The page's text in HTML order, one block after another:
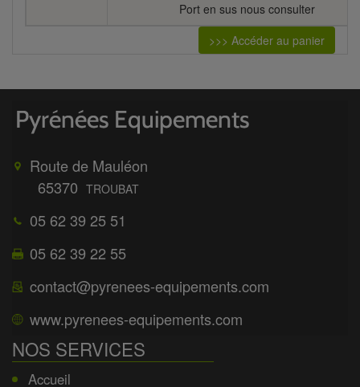
Port en sus nous consulter
>>> Accéder au panier
Route de Mauléon
65370 TROUBAT
05 62 39 25 51
05 62 39 22 55
contact@pyrenees-equipements.com
www.pyrenees-equipements.com
NOS SERVICES
Accueil